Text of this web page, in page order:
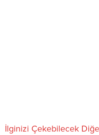
İlginizi Çekebilecek